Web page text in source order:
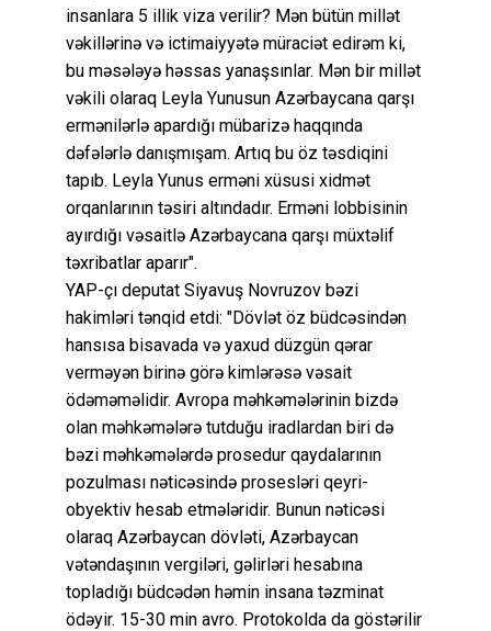
insanlara 5 illik viza verilir? Mən bütün millət
vəkillərinə və ictimaiyyətə müraciət edirəm ki,
bu məsələyə həssas yanaşsınlar. Mən bir millət
vəkili olaraq Leyla Yunusun Azərbaycana qarşı
ermənilərlə apardığı mübarizə haqqında
dəfələrlə danışmışam. Artıq bu öz təsdiqini
tapıb. Leyla Yunus erməni xüsusi xidmət
orqanlarının təsiri altındadır. Erməni lobbisinin
ayırdığı vəsaitlə Azərbaycana qarşı müxtəlif
təxribatlar aparır".
YAP-çı deputat Siyavuş Novruzov bəzi
hakimləri tənqid etdi: "Dövlət öz büdcəsindən
hansısa bisavada və yaxud düzgün qərar
verməyən birinə görə kimlərəsə vəsait
ödəməməlidir. Avropa məhkəmələrinin bizdə
olan məhkəmələrə tutduğu iradlardan biri də
bəzi məhkəmələrdə prosedur qaydalarının
pozulması nəticəsində prosesləri qeyri-
obyektiv hesab etmələridir. Bunun nəticəsi
olaraq Azərbaycan dövləti, Azərbaycan
vətəndaşının vergiləri, gəlirləri hesabına
topladığı büdcədən həmin insana təzminat
ödəyir. 15-30 min avro. Protokolda da göstərilir